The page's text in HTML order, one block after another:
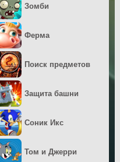
Зомби
Ферма
Поиск предметов
Защита башни
Соник Икс
Том и Джерри